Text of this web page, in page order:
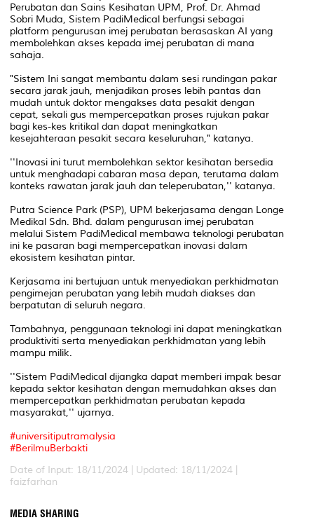
Perubatan dan Sains Kesihatan UPM, Prof. Dr. Ahmad
Sobri Muda, Sistem PadiMedical berfungsi sebagai
platform pengurusan imej perubatan berasaskan AI yang
membolehkan akses kepada imej perubatan di mana
sahaja.
"Sistem Ini sangat membantu dalam sesi rundingan pakar
secara jarak jauh, menjadikan proses lebih pantas dan
mudah untuk doktor mengakses data pesakit dengan
cepat, sekali gus mempercepatkan proses rujukan pakar
bagi kes-kes kritikal dan dapat meningkatkan
kesejahteraan pesakit secara keseluruhan," katanya.
''Inovasi ini turut membolehkan sektor kesihatan bersedia
untuk menghadapi cabaran masa depan, terutama dalam
konteks rawatan jarak jauh dan teleperubatan,'' katanya.
Putra Science Park (PSP), UPM bekerjasama dengan Longe
Medikal Sdn. Bhd. dalam pengurusan imej perubatan
melalui Sistem PadiMedical membawa teknologi perubatan
ini ke pasaran bagi mempercepatkan inovasi dalam
ekosistem kesihatan pintar.
Kerjasama ini bertujuan untuk menyediakan perkhidmatan
pengimejan perubatan yang lebih mudah diakses dan
berpatutan di seluruh negara.
Tambahnya, penggunaan teknologi ini dapat meningkatkan
produktiviti serta menyediakan perkhidmatan yang lebih
mampu milik.
''Sistem PadiMedical dijangka dapat memberi impak besar
kepada sektor kesihatan dengan memudahkan akses dan
mempercepatkan perkhidmatan perubatan kepada
masyarakat,'' ujarnya.
#universitiputramalysia
#BerilmuBerbakti
Date of Input: 18/11/2024 | Updated: 18/11/2024 |
faizfarhan
MEDIA SHARING